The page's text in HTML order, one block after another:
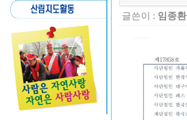
글쓴이 : 임종환